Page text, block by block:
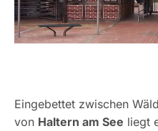
Eingebettet zwischen
von Haltern am See liegt